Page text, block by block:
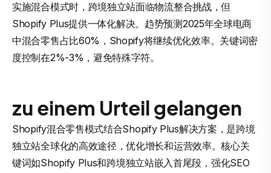
实施混合模式时，跨境独立站面临物流整合挑战，但
Shopify Plus提供一体化解决。趋势预测2025年全球电商
中混合零售占比60%，Shopify将继续优化效率。关键词密
度控制在2%-3%，避免特殊字符。
zu einem Urteil gelangen
Shopify混合零售模式结合Shopify Plus解决方案，是跨境
独立站全球化的高效途径，优化增长和运营效率。核心关
键词如Shopify Plus和跨境独立站嵌入首尾段，强化SEO